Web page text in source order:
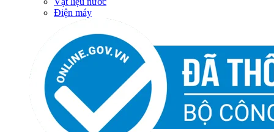
Điện máy